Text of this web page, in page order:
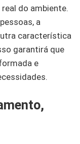
do ambiente.
a
característica
garantirá que
e